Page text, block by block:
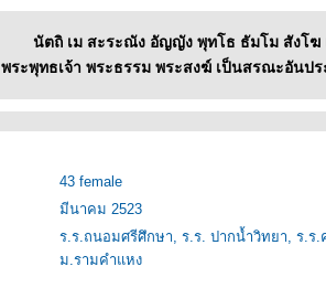
นัตถิ เม สะระณัง อัญญัง พุทโธ ธัมโม สังโฆ
พระพุทธเจ้า พระธรรม พระสงฆ์ เป็นสรณะอันป
43 female
มีนาคม 2523
ร.ร.ถนอมศรีศึกษา, ร.ร. ปากน้ำวิทยา, ร.ร.
ม.รามคำแหง